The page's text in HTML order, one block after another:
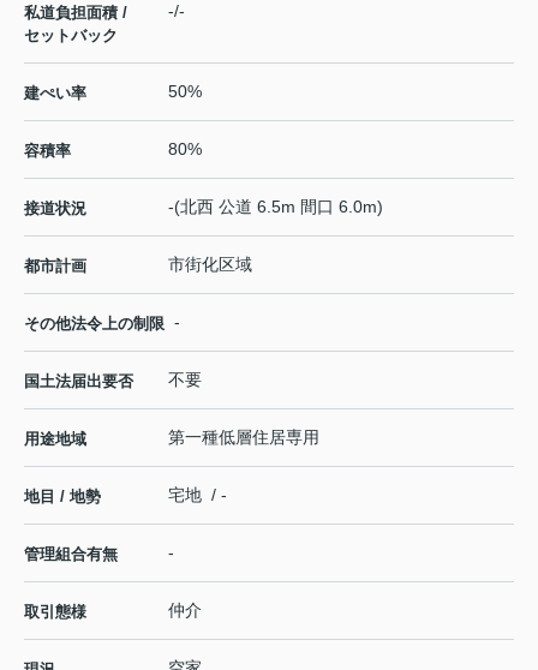
私道負担面積 /
セットバック
-/-
建ぺい率 50%
容積率 80%
接道状況 -(北西 公道 6.5m 間口 6.0m)
都市計画 市街化区域
その他法令上の制限 -
国土法届出要否 不要
用途地域 第一種低層住居専用
地目 / 地勢 宅地 / -
管理組合有無 -
取引態様 仲介